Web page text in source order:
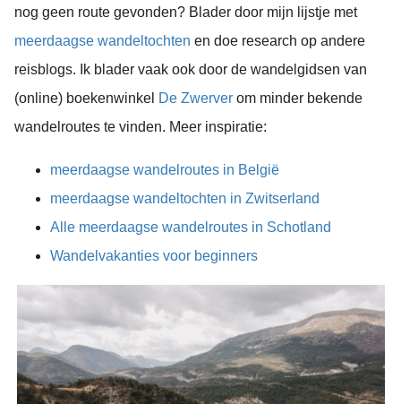
nog geen route gevonden? Blader door mijn lijstje met
meerdaagse wandeltochten en doe research op andere
reisblogs. Ik blader vaak ook door de wandelgidsen van
(online) boekenwinkel De Zwerver om minder bekende
wandelroutes te vinden. Meer inspiratie:
meerdaagse wandelroutes in België
meerdaagse wandeltochten in Zwitserland
Alle meerdaagse wandelroutes in Schotland
Wandelvakanties voor beginners